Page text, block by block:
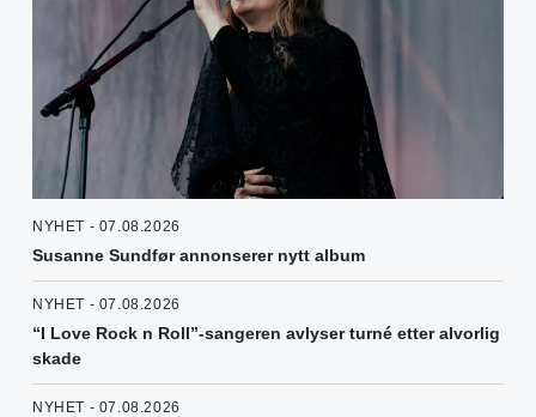
NYHET - 07.08.2026
Susanne Sundfør annonserer nytt album
NYHET - 07.08.2026
“I Love Rock n Roll”-sangeren avlyser turné etter alvorlig
skade
NYHET - 07.08.2026